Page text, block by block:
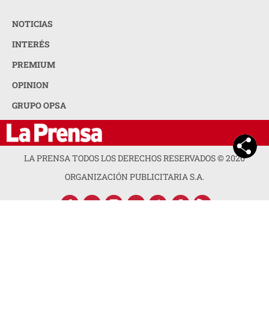
NOTICIAS
INTERÉS
PREMIUM
OPINION
GRUPO OPSA
LA PRENSA TODOS LOS DERECHOS RESERVADOS ©2026
ORGANIZACIÓN PUBLICITARIA S.A.